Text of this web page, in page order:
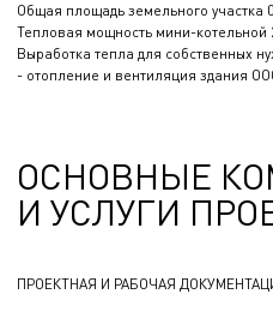
Общая площадь земельного участка
Тепловая мощность мини-котельной
Выработка тепла для собственных
- отопление и вентиляция здания
ОСНОВНЫЕ
И УСЛУГИ
ПРОЕКТНАЯ И РАБОЧАЯ